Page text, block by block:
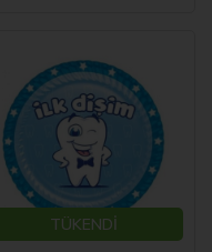
TÜKENDİ